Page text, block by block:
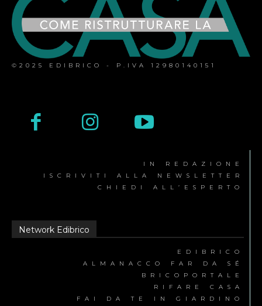
©2025 EDIBRICO - P.IVA 12980140151
IN REDAZIONE
ISCRIVITI ALLA NEWSLETTER
CHIEDI ALL’ESPERTO
Network Edibrico
EDIBRICO
ALMANACCO FAR DA SÉ
BRICOPORTALE
RIFARE CASA
FAI DA TE IN GIARDINO